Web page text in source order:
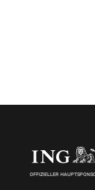
OFFIZIELLER